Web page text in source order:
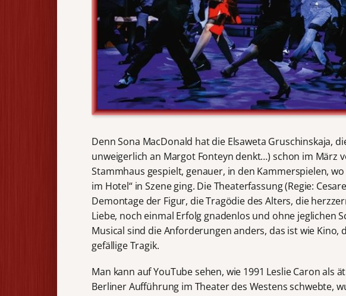
Denn Sona MacDonald hat die Elsaweta Gruschinskaja,
unweigerlich an Margot Fonteyn denkt…) schon im März
Stammhaus gespielt, genauer, in den Kammerspielen,
im Hotel“ in Szene ging. Die Theaterfassung (Regie:
Demontage der Figur, die Tragödie des Alters, die
Liebe, noch einmal Erfolg gnadenlos und ohne jeglichen
Musical sind die Anforderungen anders, das ist wie Kino,
gefällige Tragik.
Man kann auf YouTube sehen, wie 1991 Leslie Caron als
Berliner Aufführung im Theater des Westens schwebte,